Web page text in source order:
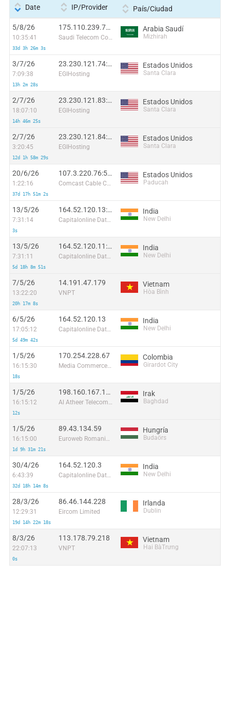
Date IP/Provider País/Ciudad
5/8/26
10:35:41
33d 3h 26m 3s
175.110.239.72:41268
Saudi Telecom Company JSC
Arabia Saudí
Mizhirah
3/7/26
7:09:38
13h 2m 28s
23.230.121.74:38692
EGIHosting
Estados Unidos
Santa Clara
2/7/26
18:07:10
14h 46m 25s
23.230.121.83:33290
EGIHosting
Estados Unidos
Santa Clara
2/7/26
3:20:45
12d 1h 58m 29s
23.230.121.84:49006
EGIHosting
Estados Unidos
Santa Clara
20/6/26
1:22:16
37d 17h 51m 2s
107.3.220.76:52749
Comcast Cable Communications, LLC
Estados Unidos
Paducah
13/5/26
7:31:14
3s
164.52.120.13:60773
Capitalonline Data Service (HK) Co
India
New Delhi
13/5/26
7:31:11
5d 18h 8m 51s
164.52.120.11:18500
Capitalonline Data Service (HK) Co
India
New Delhi
7/5/26
13:22:20
20h 17m 8s
14.191.47.179
VNPT
Vietnam
Hòa Bình
6/5/26
17:05:12
5d 49m 42s
164.52.120.13
Capitalonline Data Service (HK) Co
India
New Delhi
1/5/26
16:15:30
18s
170.254.228.67
Media Commerce Partners S.A
Colombia
Girardot City
1/5/26
16:15:12
12s
198.160.167.124
Al Atheer Telecommunication-Iraq Co. Ltd. Incorporated in Cayman Islands
Irak
Baghdad
1/5/26
16:15:00
1d 9h 31m 21s
89.43.134.59
Euroweb Romania S.R.L.
Hungría
Budaörs
30/4/26
6:43:39
32d 18h 14m 8s
164.52.120.3
Capitalonline Data Service (HK) Co
India
New Delhi
28/3/26
12:29:31
19d 14h 22m 18s
86.46.144.228
Eircom Limited
Irlanda
Dublin
8/3/26
22:07:13
0s
113.178.79.218
VNPT
Vietnam
Hai BàTrưng